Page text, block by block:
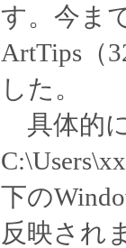
す。今ま
ArtTips（
した。
具体的
下の
反映され